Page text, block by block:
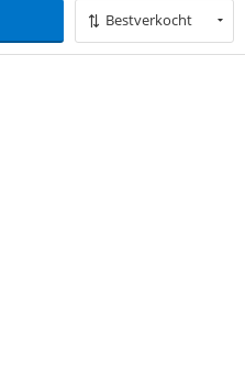
Bestverkocht